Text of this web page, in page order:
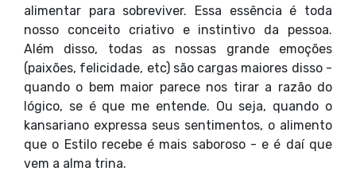
alimentar para sobreviver. Essa essência é toda
nosso conceito criativo e instintivo da pessoa.
Além disso, todas as nossas grande emoções
(paixões, felicidade, etc) são cargas maiores disso -
quando o bem maior parece nos tirar a razão do
lógico, se é que me entende. Ou seja, quando o
kansariano expressa seus sentimentos, o alimento
que o Estilo recebe é mais saboroso - e é daí que
vem a alma trina.